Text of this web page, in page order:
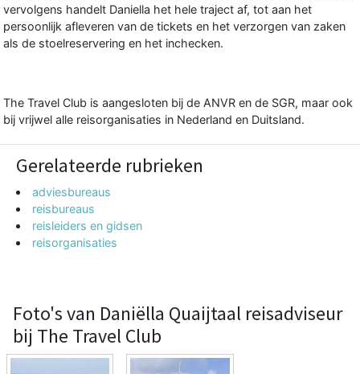
vervolgens handelt Daniella het hele traject af, tot aan het
persoonlijk afleveren van de tickets en het verzorgen van zaken
als de stoelreservering en het inchecken.
The Travel Club is aangesloten bij de ANVR en de SGR, maar ook
bij vrijwel alle reisorganisaties in Nederland en Duitsland.
Gerelateerde rubrieken
adviesbureaus
reisbureaus
reisleiders en gidsen
reisorganisaties
Foto's van Daniëlla Quaijtaal reisadviseur
bij The Travel Club